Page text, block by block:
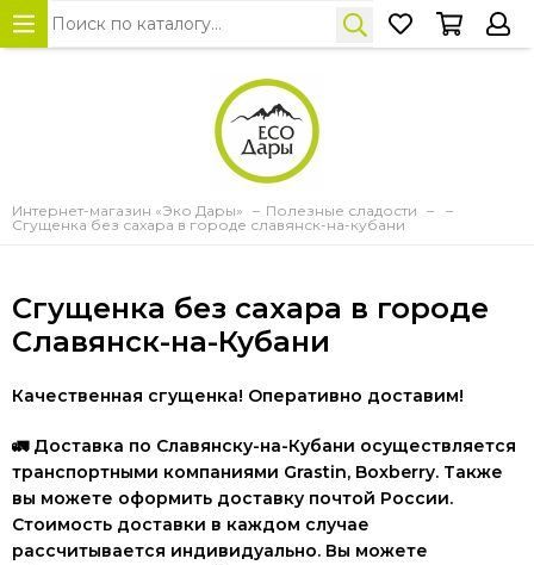
Интернет-магазин «Эко Дары»
Полезные сладости
Сгущенка без сахара в городе славянск-на-кубани
Сгущенка без сахара в городе
Славянск-на-Кубани
Качественная сгущенка! Оперативно доставим!
🚛 Доставка по Славянску-на-Кубани осуществляется
транспортными компаниями Grastin, Boxberry. Также
вы можете оформить доставку почтой России.
Стоимость доставки в каждом случае
рассчитывается индивидуально. Вы можете